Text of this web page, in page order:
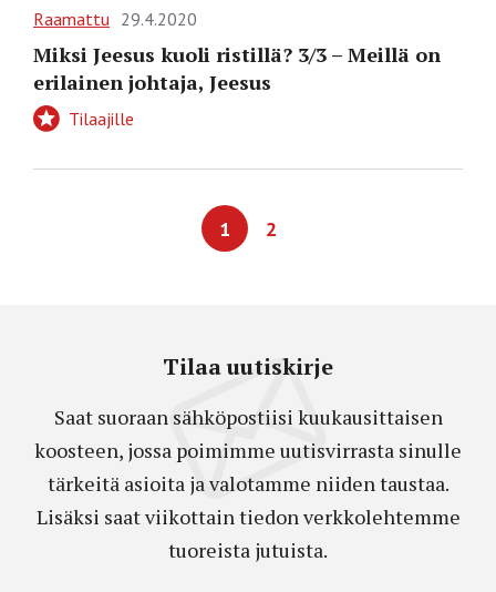
Raamattu 29.4.2020
Miksi Jeesus kuoli ristillä? 3/3 – Meillä on
erilainen johtaja, Jeesus
Tilaajille
1 2
Tilaa uutiskirje
Saat suoraan sähköpostiisi kuukausittaisen
koosteen, jossa poimimme uutisvirrasta sinulle
tärkeitä asioita ja valotamme niiden taustaa.
Lisäksi saat viikottain tiedon verkkolehtemme
tuoreista jutuista.